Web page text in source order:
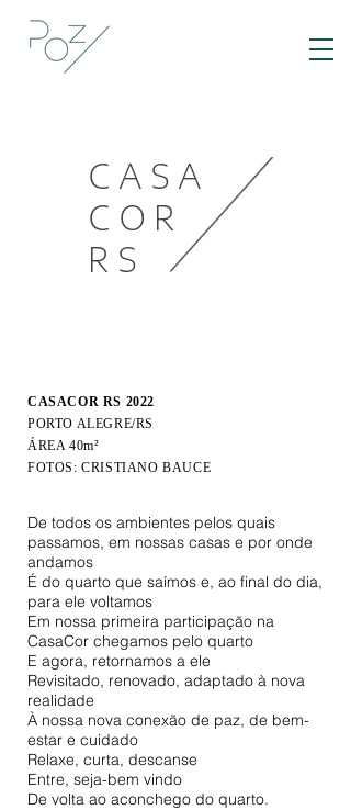
CASA
COR
RS
CASACOR RS 2022
PORTO ALEGRE/RS
ÁREA 40m²
FOTOS: CRISTIANO BAUCE
De todos os ambientes pelos quais
passamos, em nossas casas e por onde
andamos
É do quarto que saímos e, ao final do dia,
para ele voltamos
Em nossa primeira participação na
CasaCor chegamos pelo quarto
E agora, retornamos a ele
Revisitado, renovado, adaptado à nova
realidade
À nossa nova conexão de paz, de bem-
estar e cuidado
Relaxe, curta, descanse
Entre, seja-bem vindo
De volta ao aconchego do quarto.